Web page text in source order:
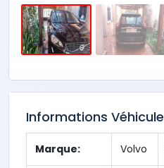
Informations Véhicule
Marque: Volvo